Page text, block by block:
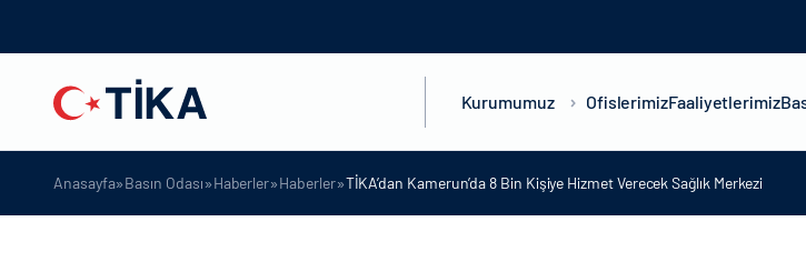
Kurumumuz OfislerimizFaaliyetlerimiz
Anasayfa»Basın Odası»Haberler»Haberler»TİKA’dan Kamerun’da 8 Bin Kişiye Hizmet Verecek Sağlık Merkezi